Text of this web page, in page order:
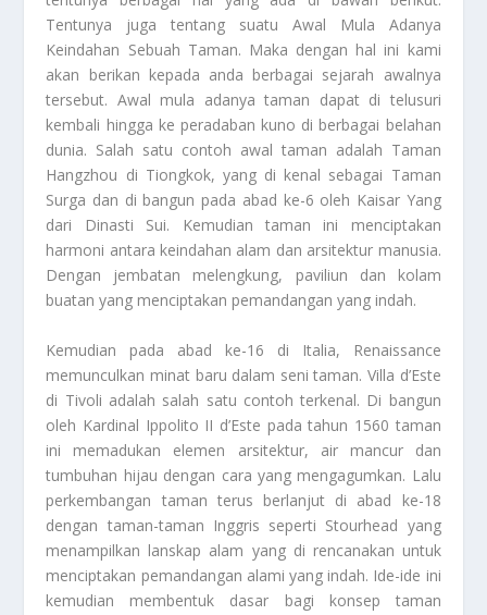
Tentunya juga tentang suatu Awal Mula Adanya
Keindahan Sebuah Taman. Maka dengan hal ini kami
akan berikan kepada anda berbagai sejarah awalnya
tersebut. Awal mula adanya taman dapat di telusuri
kembali hingga ke peradaban kuno di berbagai belahan
dunia. Salah satu contoh awal taman adalah Taman
Hangzhou di Tiongkok, yang di kenal sebagai Taman
Surga dan di bangun pada abad ke-6 oleh Kaisar Yang
dari Dinasti Sui. Kemudian taman ini menciptakan
harmoni antara keindahan alam dan arsitektur manusia.
Dengan jembatan melengkung, paviliun dan kolam
buatan yang menciptakan pemandangan yang indah.
Kemudian pada abad ke-16 di Italia, Renaissance
memunculkan minat baru dalam seni taman. Villa d’Este
di Tivoli adalah salah satu contoh terkenal. Di bangun
oleh Kardinal Ippolito II d’Este pada tahun 1560 taman
ini memadukan elemen arsitektur, air mancur dan
tumbuhan hijau dengan cara yang mengagumkan. Lalu
perkembangan taman terus berlanjut di abad ke-18
dengan taman-taman Inggris seperti Stourhead yang
menampilkan lanskap alam yang di rencanakan untuk
menciptakan pemandangan alami yang indah. Ide-ide ini
kemudian membentuk dasar bagi konsep taman